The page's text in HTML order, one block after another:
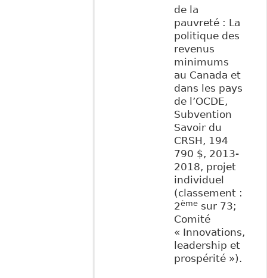
de la
pauvreté : La
politique des
revenus
minimums
au Canada et
dans les pays
de l’OCDE,
Subvention
Savoir du
CRSH, 194
790 $, 2013-
2018, projet
individuel
(classement :
2èmesur 73;
Comité
« Innovations,
leadership et
prospérité »).